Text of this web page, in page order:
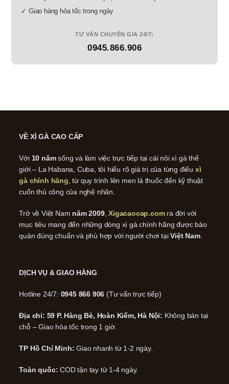
✓ Giao hàng hỏa tốc trong ngày
TƯ VẤN CHUYÊN GIA 24/7:
0945.866.906
VỀ XÌ GÀ CAO CẤP
Với 10 nămsống và làm việc trực tiếp tại cái nôi xì gà thế
giới – La Habana, Cuba, tôi hiểu rõ giá trị của từng điếu xì
gà chính hãng, từ quy trình lên men lá thuốc đến kỹ thuật
cuốn thủ công của nghệ nhân.
Trở về Việt Nam năm 2009,Xigacaocap.comra đời với
mục tiêu mang đến những dòng xì gà chính hãng được bảo
quản đúng chuẩn và phù hợp với người chơi tạiViệt Nam.
DỊCH VỤ & GIAO HÀNG
Hotline 24/7: 0945 866 906 (Tư vấn trực tiếp)
Địa chỉ: 59 P. Hàng Bè, Hoàn Kiếm, Hà Nội: Không bán tại
chỗ – Giao hỏa tốc trong 1 giờ.
TP Hồ Chí Minh: Giao nhanh từ 1-2 ngày.
Toàn quốc: COD tận tay từ 1-4 ngày.